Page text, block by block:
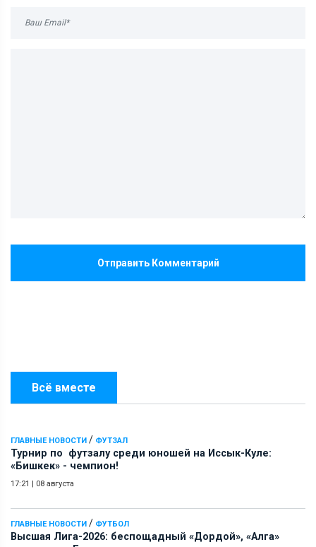
Всё вместе
ГЛАВНЫЕ НОВОСТИ / ФУТЗАЛ
Турнир по футзалу среди юношей на Иссык-Куле:
«Бишкек» - чемпион!
17:21 | 08 августа
ГЛАВНЫЕ НОВОСТИ / ФУТБОЛ
Высшая Лига-2026: беспощадный «Дордой», «Алга»
Отправить Комментарий